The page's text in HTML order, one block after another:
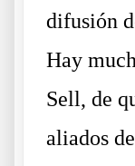
difusión
Hay
Sell, de
aliados